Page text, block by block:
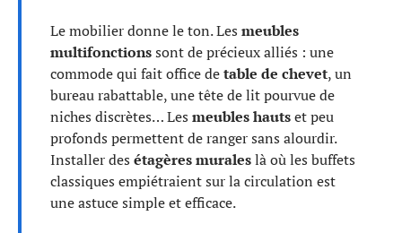
Le mobilier donne le ton. Les meubles
multifonctionssont de précieux alliés : une
commode qui fait office detable de chevet, un
bureau rabattable, une tête de lit pourvue de
niches discrètes… Les meubles hautset peu
profonds permettent de ranger sans alourdir.
Installer des étagères muraleslà où les buffets
classiques empiétraient sur la circulation est
une astuce simple et efficace.